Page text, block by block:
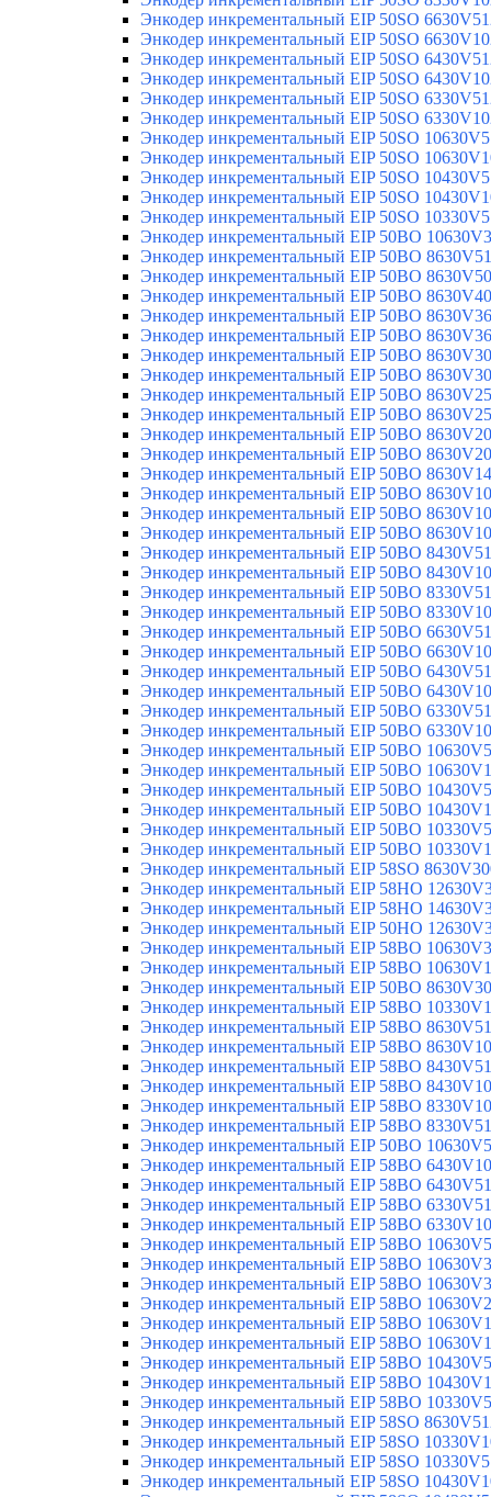
Энкодер инкрементальный EIP 50SO
Энкодер инкрементальный EIP 50SO
Энкодер инкрементальный EIP 50SO
Энкодер инкрементальный EIP 50SO
Энкодер инкрементальный EIP 50SO
Энкодер инкрементальный EIP 50SO
Энкодер инкрементальный EIP 50SO
Энкодер инкрементальный EIP 50SO
Энкодер инкрементальный EIP 50SO
Энкодер инкрементальный EIP 50SO
Энкодер инкрементальный EIP 50SO
Энкодер инкрементальный EIP 50BO
Энкодер инкрементальный EIP 50BO
Энкодер инкрементальный EIP 50BO
Энкодер инкрементальный EIP 50BO
Энкодер инкрементальный EIP 50BO
Энкодер инкрементальный EIP 50BO
Энкодер инкрементальный EIP 50BO
Энкодер инкрементальный EIP 50BO
Энкодер инкрементальный EIP 50BO
Энкодер инкрементальный EIP 50BO
Энкодер инкрементальный EIP 50BO
Энкодер инкрементальный EIP 50BO
Энкодер инкрементальный EIP 50BO
Энкодер инкрементальный EIP 50BO
Энкодер инкрементальный EIP 50BO
Энкодер инкрементальный EIP 50BO
Энкодер инкрементальный EIP 50BO
Энкодер инкрементальный EIP 50BO
Энкодер инкрементальный EIP 50BO
Энкодер инкрементальный EIP 50BO
Энкодер инкрементальный EIP 50BO
Энкодер инкрементальный EIP 50BO
Энкодер инкрементальный EIP 50BO
Энкодер инкрементальный EIP 50BO
Энкодер инкрементальный EIP 50BO
Энкодер инкрементальный EIP 50BO
Энкодер инкрементальный EIP 50BO
Энкодер инкрементальный EIP 50BO
Энкодер инкрементальный EIP 50BO
Энкодер инкрементальный EIP 50BO
Энкодер инкрементальный EIP 50BO
Энкодер инкрементальный EIP 50BO
Энкодер инкрементальный EIP 58SO
Энкодер инкрементальный EIP 58HO
Энкодер инкрементальный EIP 58HO
Энкодер инкрементальный EIP 50HO
Энкодер инкрементальный EIP 58BO
Энкодер инкрементальный EIP 58BO
Энкодер инкрементальный EIP 50BO
Энкодер инкрементальный EIP 58BO
Энкодер инкрементальный EIP 58BO
Энкодер инкрементальный EIP 58BO
Энкодер инкрементальный EIP 58BO
Энкодер инкрементальный EIP 58BO
Энкодер инкрементальный EIP 58BO
Энкодер инкрементальный EIP 58BO
Энкодер инкрементальный EIP 50BO
Энкодер инкрементальный EIP 58BO
Энкодер инкрементальный EIP 58BO
Энкодер инкрементальный EIP 58BO
Энкодер инкрементальный EIP 58BO
Энкодер инкрементальный EIP 58BO
Энкодер инкрементальный EIP 58BO
Энкодер инкрементальный EIP 58BO
Энкодер инкрементальный EIP 58BO
Энкодер инкрементальный EIP 58BO
Энкодер инкрементальный EIP 58BO
Энкодер инкрементальный EIP 58BO
Энкодер инкрементальный EIP 58BO
Энкодер инкрементальный EIP 58BO
Энкодер инкрементальный EIP 58SO
Энкодер инкрементальный EIP 58SO
Энкодер инкрементальный EIP 58SO
Энкодер инкрементальный EIP 58SO